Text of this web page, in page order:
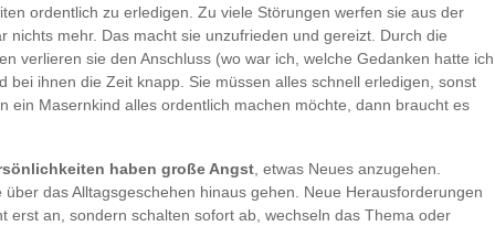
ordentlich zu erledigen. Zu viele Störungen werfen sie aus der
nichts mehr. Das macht sie unzufrieden und gereizt. Durch die
verlieren sie den Anschluss (wo war ich, welche Gedanken hatte ich
bei ihnen die Zeit knapp. Sie müssen alles schnell erledigen, sonst
ein Masernkind alles ordentlich machen möchte, dann braucht es
haben große Angst, etwas Neues anzugehen.
über das Alltagsgeschehen hinaus gehen. Neue Herausforderungen
erst an, sondern schalten sofort ab, wechseln das Thema oder